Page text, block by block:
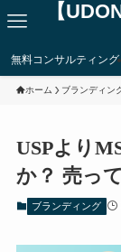
【
無料コンサルティング
ホーム ブランディン
USPより
か？ 売っ
ブランディング